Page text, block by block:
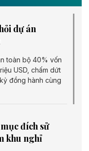
dự án
toàn bộ 40% vốn
USD, chấm dứt
đồng hành cùng
đích sử
khu nghỉ